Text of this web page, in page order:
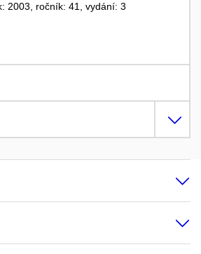
2003, ročník: 41, vydání: 3